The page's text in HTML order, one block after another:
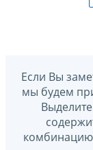
Если Вы
мы будем